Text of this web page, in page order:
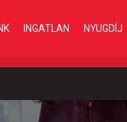
INGATLAN NYUGDÍJ